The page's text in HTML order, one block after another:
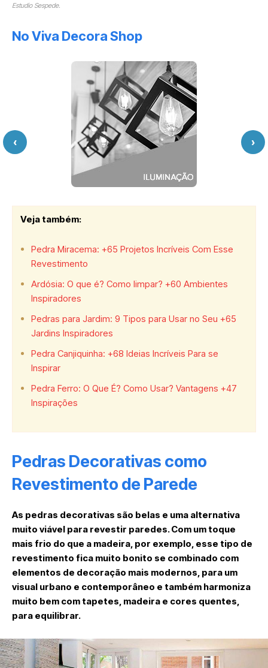
Estudio Sespede.
No Viva Decora Shop
‹ ›
Veja também:
Pedra Miracema: +65 Projetos Incríveis Com Esse
Revestimento
Ardósia: O que é? Como limpar? +60 Ambientes
Inspiradores
Pedras para Jardim: 9 Tipos para Usar no Seu +65
Jardins Inspiradores
Pedra Canjiquinha: +68 Ideias Incríveis Para se
Inspirar
Pedra Ferro: O Que É? Como Usar? Vantagens +47
Inspirações
Pedras Decorativas como
Revestimento de Parede
As pedras decorativas são belas e uma alternativa
muito viável para revestir paredes. Com um toque
mais frio do que a madeira, por exemplo, esse tipo de
revestimento fica muito bonito se combinado com
elementos de decoração mais modernos, para um
visual urbano e contemporâneo e também harmoniza
muito bem com tapetes, madeira e cores quentes,
para equilibrar.